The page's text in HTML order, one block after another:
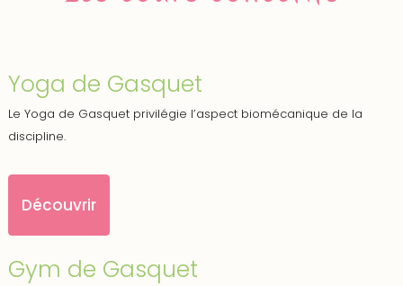
Yoga de Gasquet
Le Yoga de Gasquet privilégie l’aspect biomécanique de la
discipline.
Découvrir
Gym de Gasquet